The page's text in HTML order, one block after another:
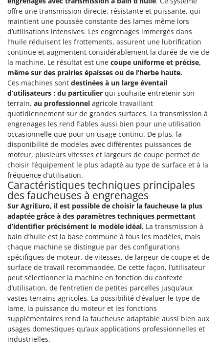
offre une transmission directe, résistante et puissante, qui
maintient une poussée constante des lames même lors
d’utilisations intensives. Les engrenages immergés dans
l’huile réduisent les frottements, assurent une lubrification
continue et augmentent considérablement la durée de vie de
la machine. Le résultat est une coupe uniforme et précise,
même sur des prairies épaisses ou de l’herbe haute.
Ces machines sont destinées à un large éventail
d’utilisateurs : du particulier qui souhaite entretenir son
terrain, au professionnel agricole travaillant
quotidiennement sur de grandes surfaces. La transmission à
engrenages les rend fiables aussi bien pour une utilisation
occasionnelle que pour un usage continu. De plus, la
disponibilité de modèles avec différentes puissances de
moteur, plusieurs vitesses et largeurs de coupe permet de
choisir l’équipement le plus adapté au type de surface et à la
fréquence d’utilisation.
Caractéristiques techniques principales
des faucheuses à engrenages
Sur AgriEuro, il est possible de choisir la faucheuse la plus
adaptée grâce à des paramètres techniques permettant
d’identifier précisément le modèle idéal. La transmission à
bain d’huile est la base commune à tous les modèles, mais
chaque machine se distingue par des configurations
spécifiques de moteur, de vitesses, de largeur de coupe et de
surface de travail recommandée. De cette façon, l’utilisateur
peut sélectionner la machine en fonction du contexte
d’utilisation, de l’entretien de petites parcelles jusqu’aux
vastes terrains agricoles. La possibilité d’évaluer le type de
lame, la puissance du moteur et les fonctions
supplémentaires rend la faucheuse adaptable aussi bien aux
usages domestiques qu’aux applications professionnelles et
industrielles.